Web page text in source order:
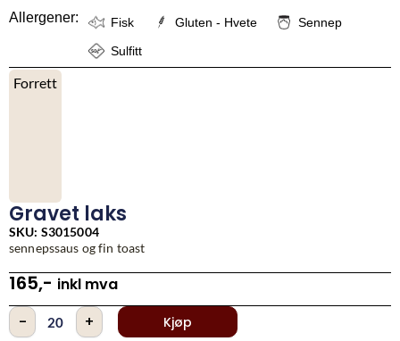
Allergener: Fisk Gluten - Hvete
Sennep
Sulfitt
Forrett
Gravet laks
SKU: S3015004
sennepssaus og fin toast
165,- inkl mva
- Gravet
laks
+ Kjøp